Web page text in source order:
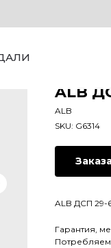
ALB
ALB
SKU: G6314
ALB ДСП 29-
Гарантия,